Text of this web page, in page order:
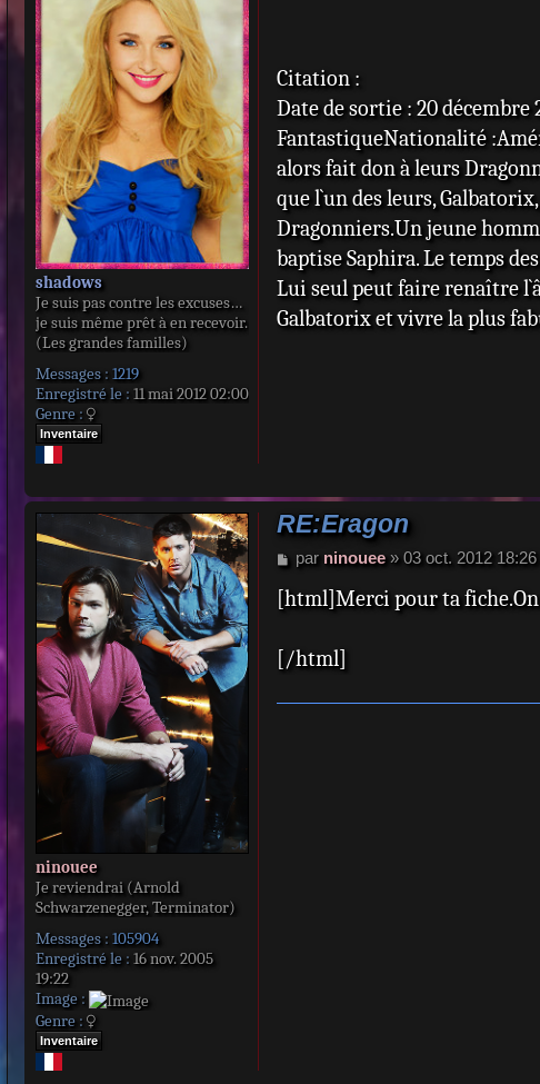
shadows
Je suis pas contre les excuses…
je suis même prêt à en recevoir.
(Les grandes familles)
Messages : 1219
Enregistré le : 11 mai 2012 02:00
Genre :
Inventaire
g
Citation :
Date de sortie : 20 décembre
FantastiqueNationalité
alors fait don à leurs
que l`un des leurs,
Dragonniers.Un jeune
baptise Saphira. Le temps
Lui seul peut faire renaître
Galbatorix et vivre la plus
ninouee
Je reviendrai (Arnold
Schwarzenegger, Terminator)
Messages : 105904
Enregistré le : 16 nov. 2005
19:22
Image :
Genre :
Inventaire
RE:Eragon
M
s
g
par ninouee» 03 oct. 2012 18:26
[html]Merci pour ta fiche.On
[/html]